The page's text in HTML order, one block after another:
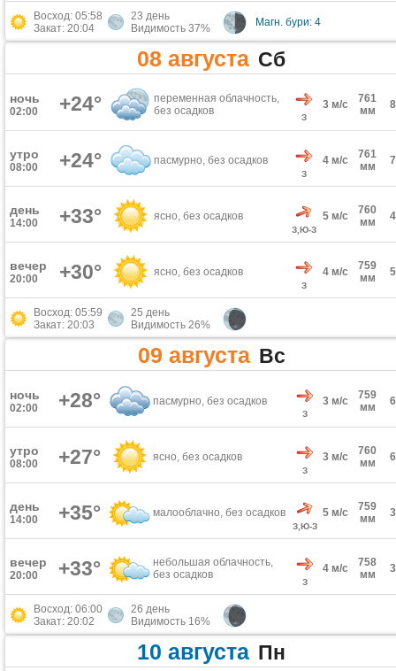
Восход: 05:58
Закат: 20:04
23 день
Видимость 37%
Магн. бури: 4
08 августа Сб
ночь
02:00 +24°
переменная облачность,
без осадков
З
3 м/с
761
мм
утро
08:00 +24° пасмурно, без осадков
З
4 м/с
761
мм
день
14:00 +33° ясно, без осадков
З,Ю-З
5 м/с
760
мм
вечер
20:00 +30° ясно, без осадков
З
4 м/с
759
мм
Восход: 05:59
Закат: 20:03
25 день
Видимость 26%
09 августа Вс
ночь
02:00 +28° пасмурно, без осадков
З
3 м/с
759
мм
утро
08:00 +27° ясно, без осадков
З
3 м/с
760
мм
день
14:00 +35° малооблачно, без осадков
З,Ю-З
5 м/с
759
мм
вечер
20:00 +33°
небольшая облачность,
без осадков
З
4 м/с
758
мм
Восход: 06:00
Закат: 20:02
26 день
Видимость 16%
10 августа Пн